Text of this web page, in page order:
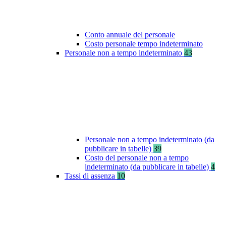
Conto annuale del personale
Costo personale tempo indeterminato
Personale non a tempo indeterminato 43
Personale non a tempo indeterminato (da
pubblicare in tabelle) 39
Costo del personale non a tempo
indeterminato (da pubblicare in tabelle) 4
Tassi di assenza 10